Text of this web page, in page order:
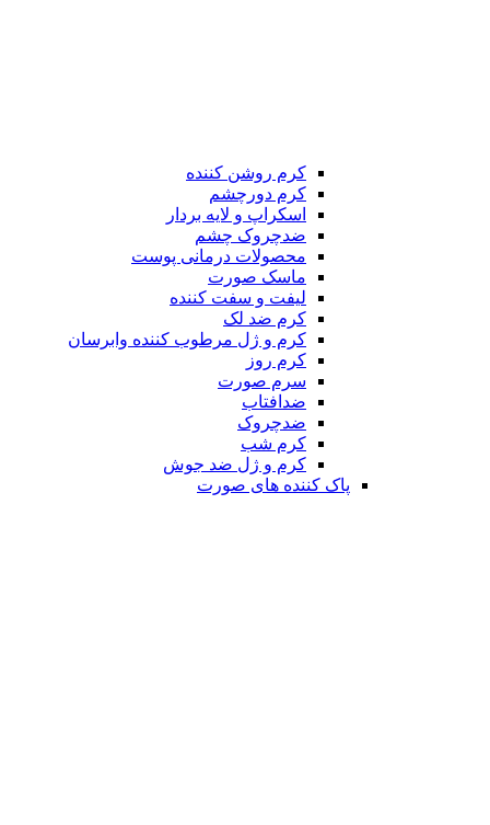
کرم روشن کننده
کرم دورچشم
اسکراپ و لایه بردار
ضدچروک چشم
محصولات درمانی پوست
ماسک صورت
لیفت و سفت کننده
کرم ضد لک
کرم و ژل مرطوب کننده وابرسان
کرم روز
سرم صورت
ضدافتاب
ضدچروک
کرم شب
کرم و ژل ضد جوش
پاک کننده های صورت